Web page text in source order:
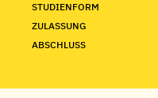
STUDIENFORM
ZULASSUNG
ABSCHLUSS